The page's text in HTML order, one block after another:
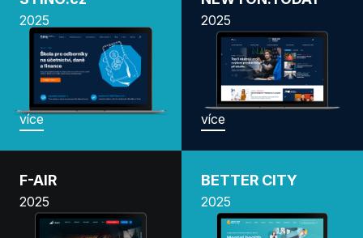
2025
více
2025
více
F-AIR
2025
BETTER CITY
2025